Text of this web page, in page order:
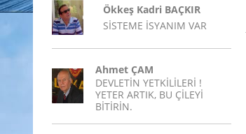
Ökkeş Kadri BAÇKIR
SİSTEME İSYANIM VAR
Ahmet ÇAM
DEVLETİN YETKİLİLERİ !
YETER ARTIK, BU ÇİLEYİ
BİTİRİN.